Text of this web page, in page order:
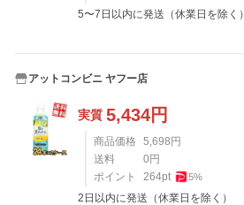
5〜7日以内に発送（休業日を除く）
アットコンビニ ヤフー店
実質 5,434円
商品価格 5,698円
送料
0円
ポイント
264pt 5%
2日以内に発送（休業日を除く）